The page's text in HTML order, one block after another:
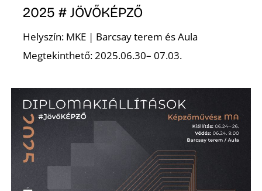
2025 # JÖVŐKÉPZŐ
Helyszín: MKE | Barcsay terem és Aula
Megtekinthető: 2025.06.30– 07.03.